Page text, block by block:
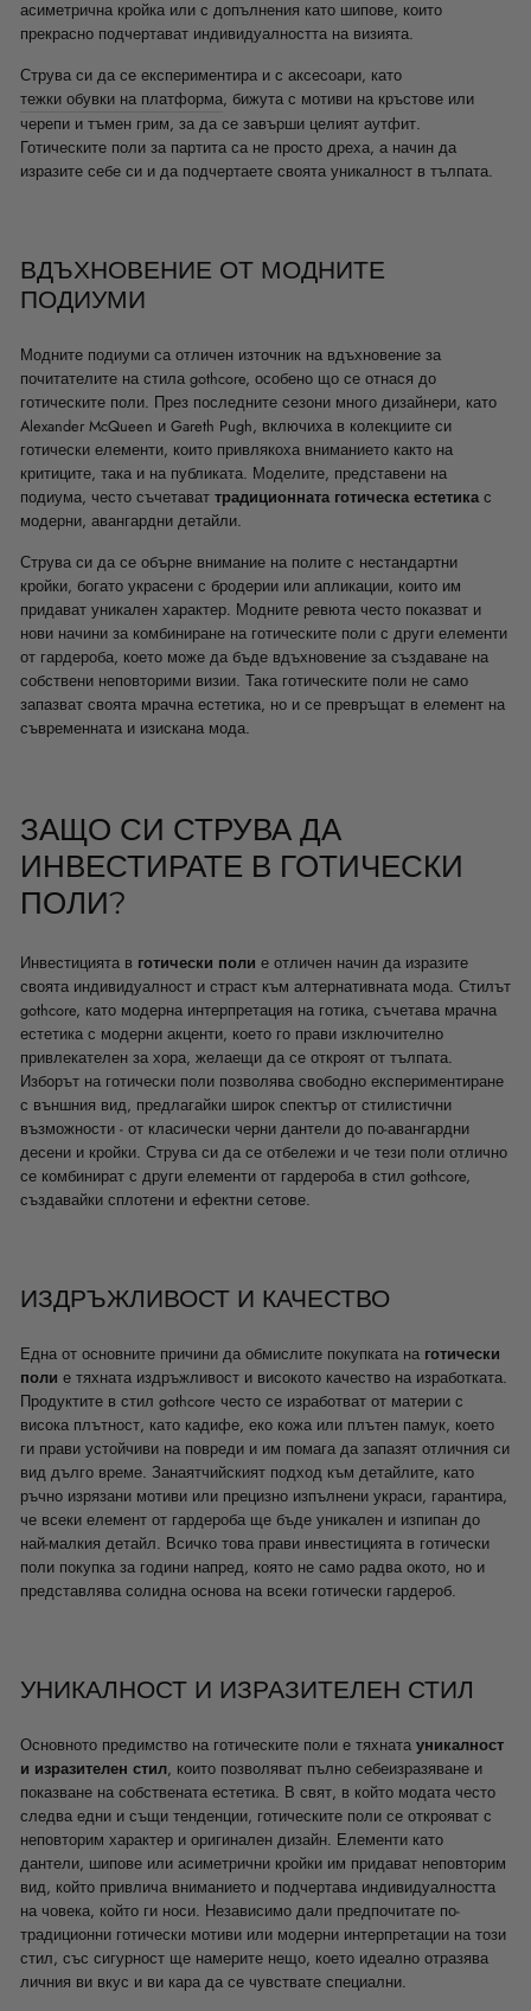
асиметрична кройка или с допълнения като шипове, които
прекрасно подчертават индивидуалността на визията.
Струва си да се експериментира и с аксесоари, като
тежки обувки на платформа, бижута с мотиви на кръстове или
черепи и тъмен грим, за да се завърши целият аутфит.
Готическите поли за партита са не просто дреха, а начин да
изразите себе си и да подчертаете своята уникалност в тълпата.
ВДЪХНОВЕНИЕ ОТ МОДНИТЕ
ПОДИУМИ
Модните подиуми са отличен източник на вдъхновение за
почитателите на стила gothcore, особено що се отнася до
готическите поли. През последните сезони много дизайнери, като
Alexander McQueen и Gareth Pugh, включиха в колекциите си
готически елементи, които привлякоха вниманието както на
критиците, така и на публиката. Моделите, представени на
подиума, често съчетават традиционната готическа естетикас
модерни, авангардни детайли.
Струва си да се обърне внимание на полите с нестандартни
кройки, богато украсени с бродерии или апликации, които им
придават уникален характер. Модните ревюта често показват и
нови начини за комбиниране на готическите поли с други елементи
от гардероба, което може да бъде вдъхновение за създаване на
собствени неповторими визии. Така готическите поли не само
запазват своята мрачна естетика, но и се превръщат в елемент на
съвременната и изискана мода.
ЗАЩО СИ СТРУВА ДА
ИНВЕСТИРАТЕ В ГОТИЧЕСКИ
ПОЛИ?
Инвестицията в готически поли е отличен начин да изразите
своята индивидуалност и страст към алтернативната мода. Стилът
gothcore, като модерна интерпретация на готика, съчетава мрачна
естетика с модерни акценти, което го прави изключително
привлекателен за хора, желаещи да се откроят от тълпата.
Изборът на готически поли позволява свободно експериментиране
с външния вид, предлагайки широк спектър от стилистични
възможности - от класически черни дантели до по-авангардни
десени и кройки. Струва си да се отбележи и че тези поли отлично
се комбинират с други елементи от гардероба в стил gothcore,
създавайки сплотени и ефектни сетове.
ИЗДРЪЖЛИВОСТ И КАЧЕСТВО
Една от основните причини да обмислите покупката на готически
поли е тяхната издръжливост и високото качество на изработката.
Продуктите в стил gothcore често се изработват от материи с
висока плътност, като кадифе, еко кожа или плътен памук, което
ги прави устойчиви на повреди и им помага да запазят отличния си
вид дълго време. Занаятчийският подход към детайлите, като
ръчно изрязани мотиви или прецизно изпълнени украси, гарантира,
че всеки елемент от гардероба ще бъде уникален и изпипан до
най-малкия детайл. Всичко това прави инвестицията в готически
поли покупка за години напред, която не само радва окото, но и
представлява солидна основа на всеки готически гардероб.
УНИКАЛНОСТ И ИЗРАЗИТЕЛЕН СТИЛ
Основното предимство на готическите поли е тяхната уникалност
и изразителен стил, които позволяват пълно себеизразяване и
показване на собствената естетика. В свят, в който модата често
следва едни и същи тенденции, готическите поли се открояват с
неповторим характер и оригинален дизайн. Елементи като
дантели, шипове или асиметрични кройки им придават неповторим
вид, който привлича вниманието и подчертава индивидуалността
на човека, който ги носи. Независимо дали предпочитате по-
традиционни готически мотиви или модерни интерпретации на този
стил, със сигурност ще намерите нещо, което идеално отразява
личния ви вкус и ви кара да се чувствате специални.